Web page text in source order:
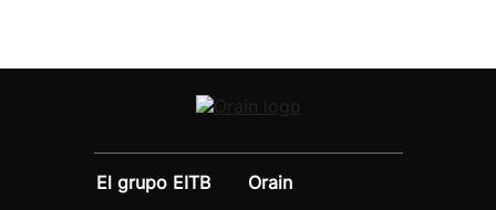
El grupo EITB
Orain